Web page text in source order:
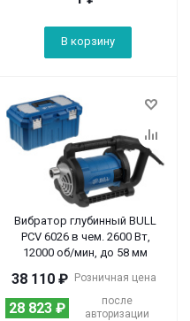
В корзину
Вибратор глубинный BULL
PCV 6026 в чем. 2600 Вт,
12000 об/мин, до 58 мм
Розничная цена
38 110 ₽
после
авторизации
28 823 ₽